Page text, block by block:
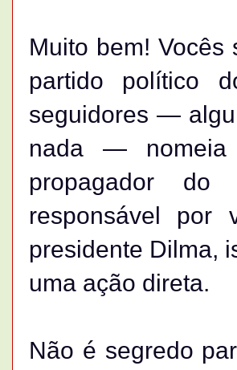
Muito bem!
partido político
seguidores —
nada — nomeia
propagador do
responsável
presidente Dilma,
uma ação direta.
Não é segredo